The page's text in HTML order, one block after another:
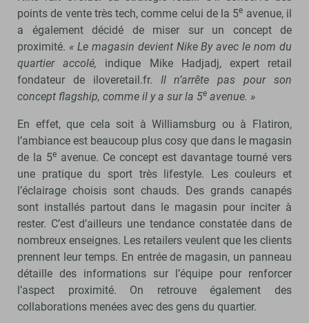
points de vente très tech, comme celui de la 5e avenue, il
a également décidé de miser sur un concept de
proximité. « Le magasin devient Nike By avec le nom du
quartier accolé, indique Mike Hadjadj, expert retail
fondateur de iloveretail.fr. Il n’arrête pas pour son
concept flagship, comme il y a sur la 5e avenue. »
En effet, que cela soit à Williamsburg ou à Flatiron,
l’ambiance est beaucoup plus cosy que dans le magasin
de la 5e avenue. Ce concept est davantage tourné vers
une pratique du sport très lifestyle. Les couleurs et
l’éclairage choisis sont chauds. Des grands canapés
sont installés partout dans le magasin pour inciter à
rester. C’est d’ailleurs une tendance constatée dans de
nombreux enseignes. Les retailers veulent que les clients
prennent leur temps. En entrée de magasin, un panneau
détaille des informations sur l’équipe pour renforcer
l’aspect proximité. On retrouve également des
collaborations menées avec des gens du quartier.